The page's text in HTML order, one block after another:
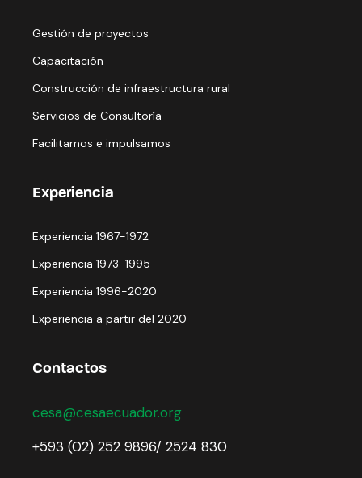
Gestión de proyectos
Capacitación
Construcción de infraestructura rural
Servicios de Consultoría
Facilitamos e impulsamos
Experiencia
Experiencia 1967-1972
Experiencia 1973-1995
Experiencia 1996-2020
Experiencia a partir del 2020
Contactos
cesa@cesaecuador.org
+593 (02) 252 9896/ 2524 830